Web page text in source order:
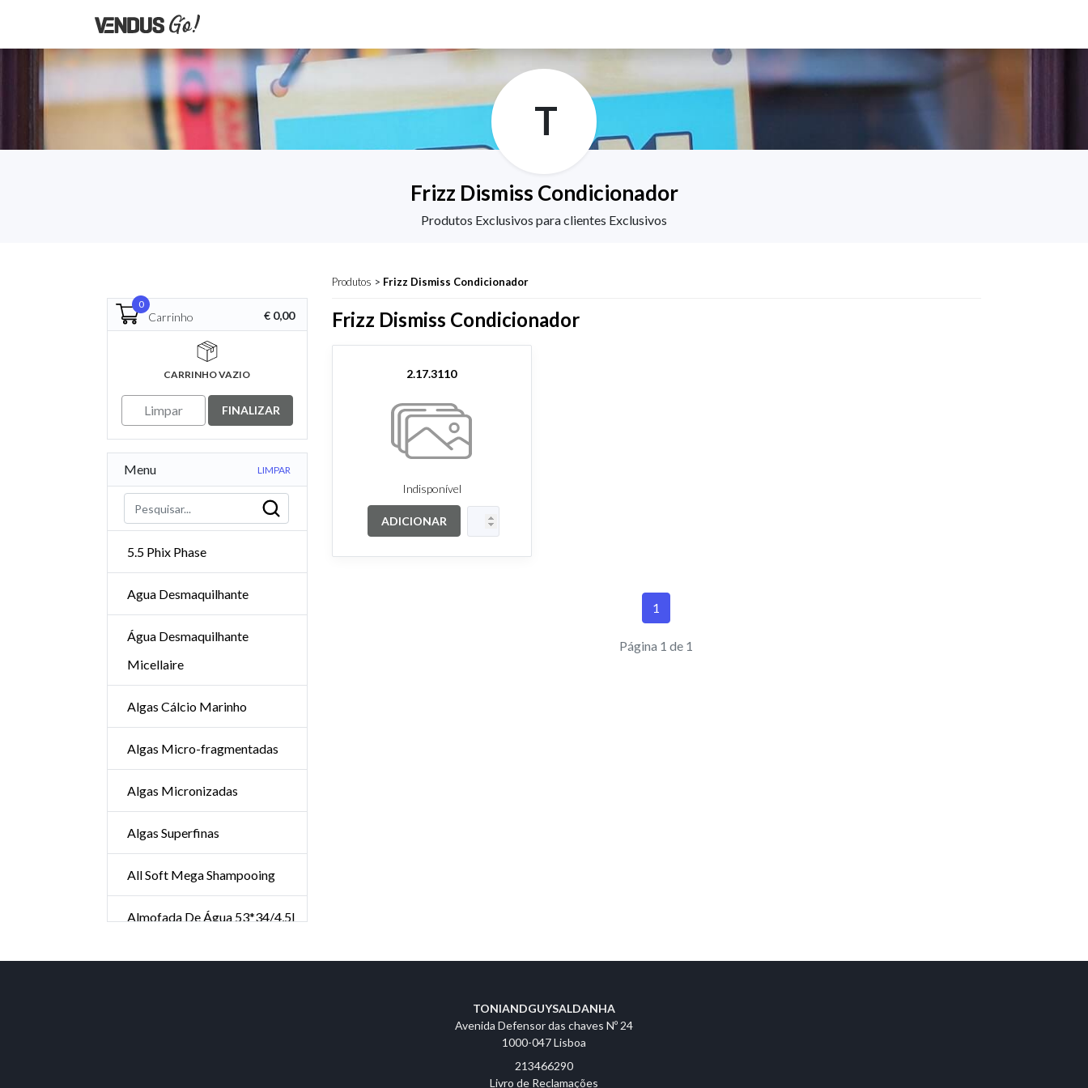
T
Frizz Dismiss Condicionador
Produtos Exclusivos para clientes Exclusivos
Produtos > Frizz Dismiss Condicionador
0
Carrinho € 0,00
CARRINHO VAZIO
Limpar FINALIZAR
Menu LIMPAR
5.5 Phix Phase
Agua Desmaquilhante
Água Desmaquilhante
Micellaire
Algas Cálcio Marinho
Algas Micro-fragmentadas
Algas Micronizadas
Algas Superfinas
All Soft Mega Shampooing
Almofada De Água 53*34/4,5l
Ambientador
Frizz Dismiss Condicionador
2.17.3110
Indisponível
ADICIONAR
1
Página 1 de 1
TONIANDGUYSALDANHA
Avenida Defensor das chaves Nº 24
1000-047 Lisboa
213466290
Livro de Reclamações